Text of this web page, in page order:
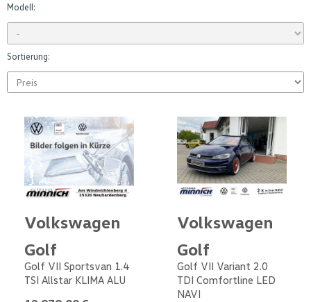
Modell:
Sortierung:
Volkswagen
Golf
Golf VII Sportsvan 1.4
TSI Allstar KLIMA ALU
Volkswagen
Golf
Golf VII Variant 2.0
TDI Comfortline LED
NAVI